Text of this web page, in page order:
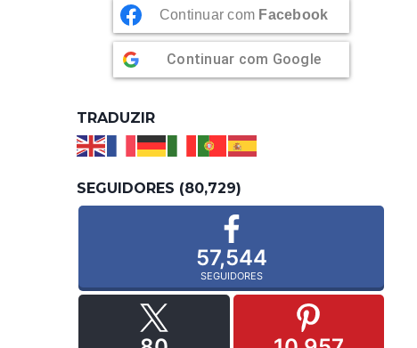
Continuar com Facebook
Continuar com Google
TRADUZIR
SEGUIDORES (80,729)
57,544
SEGUIDORES